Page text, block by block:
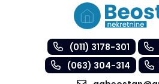
(011) 3178-301
(063) 304-314